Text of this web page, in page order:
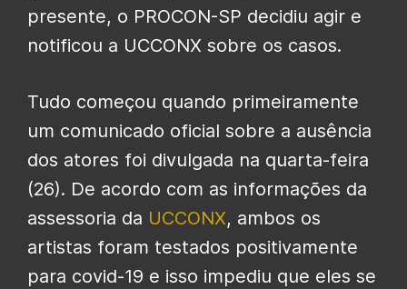
presente, o PROCON-SP decidiu agir e
notificou a UCCONX sobre os casos.
Tudo começou quando primeiramente
um comunicado oficial sobre a ausência
dos atores foi divulgada na quarta-feira
(26). De acordo com as informações da
assessoria da UCCONX, ambos os
artistas foram testados positivamente
para covid-19 e isso impediu que eles se